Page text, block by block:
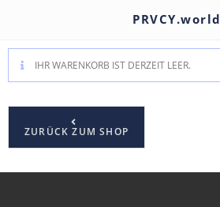
PRVCY.world
IHR WARENKORB IST DERZEIT LEER.
ZURÜCK ZUM SHOP